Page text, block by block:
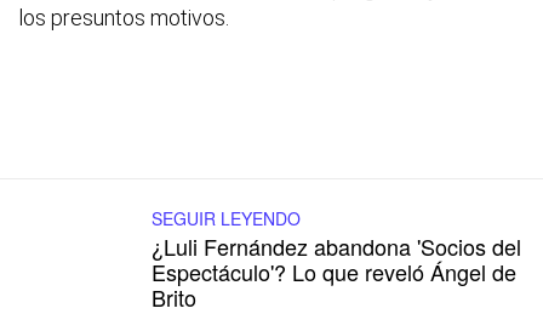
los presuntos motivos.
SEGUIR LEYENDO
¿Luli Fernández abandona 'Socios del
Espectáculo'? Lo que reveló Ángel de
Brito